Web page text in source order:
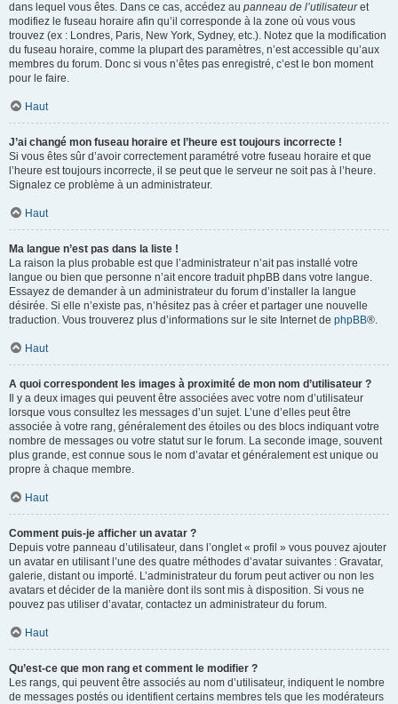
dans lequel vous êtes. Dans ce cas, accédez au panneau de l’utilisateuret
modifiez le fuseau horaire afin qu’il corresponde à la zone où vous vous
trouvez (ex : Londres, Paris, New York, Sydney, etc.). Notez que la modification
du fuseau horaire, comme la plupart des paramètres, n’est accessible qu’aux
membres du forum. Donc si vous n’êtes pas enregistré, c’est le bon moment
pour le faire.
Haut
J’ai changé mon fuseau horaire et l’heure est toujours incorrecte !
Si vous êtes sûr d’avoir correctement paramétré votre fuseau horaire et que
l’heure est toujours incorrecte, il se peut que le serveur ne soit pas à l’heure.
Signalez ce problème à un administrateur.
Haut
Ma langue n’est pas dans la liste !
La raison la plus probable est que l’administrateur n’ait pas installé votre
langue ou bien que personne n’ait encore traduit phpBB dans votre langue.
Essayez de demander à un administrateur du forum d’installer la langue
désirée. Si elle n’existe pas, n’hésitez pas à créer et partager une nouvelle
traduction. Vous trouverez plus d’informations sur le site Internet de phpBB®.
Haut
A quoi correspondent les images à proximité de mon nom d’utilisateur ?
Il y a deux images qui peuvent être associées avec votre nom d’utilisateur
lorsque vous consultez les messages d’un sujet. L’une d’elles peut être
associée à votre rang, généralement des étoiles ou des blocs indiquant votre
nombre de messages ou votre statut sur le forum. La seconde image, souvent
plus grande, est connue sous le nom d’avatar et généralement est unique ou
propre à chaque membre.
Haut
Comment puis-je afficher un avatar ?
Depuis votre panneau d’utilisateur, dans l’onglet « profil » vous pouvez ajouter
un avatar en utilisant l’une des quatre méthodes d’avatar suivantes : Gravatar,
galerie, distant ou importé. L’administrateur du forum peut activer ou non les
avatars et décider de la manière dont ils sont mis à disposition. Si vous ne
pouvez pas utiliser d’avatar, contactez un administrateur du forum.
Haut
Qu’est-ce que mon rang et comment le modifier ?
Les rangs, qui peuvent être associés au nom d’utilisateur, indiquent le nombre
de messages postés ou identifient certains membres tels que les modérateurs